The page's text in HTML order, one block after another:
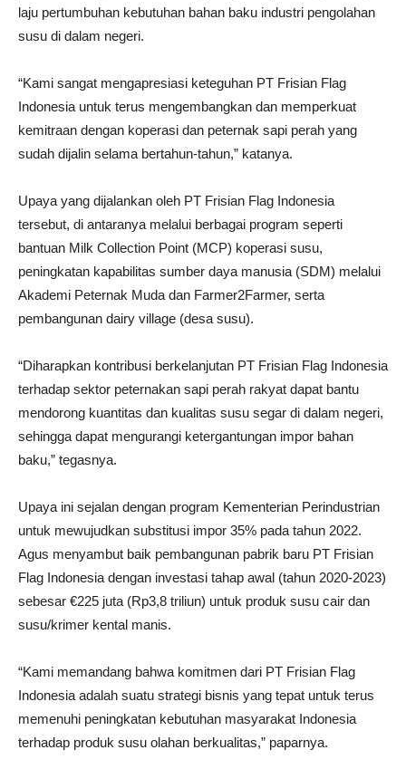
laju pertumbuhan kebutuhan bahan baku industri pengolahan
susu di dalam negeri.
“Kami sangat mengapresiasi keteguhan PT Frisian Flag
Indonesia untuk terus mengembangkan dan memperkuat
kemitraan dengan koperasi dan peternak sapi perah yang
sudah dijalin selama bertahun-tahun,” katanya.
Upaya yang dijalankan oleh PT Frisian Flag Indonesia
tersebut, di antaranya melalui berbagai program seperti
bantuan Milk Collection Point (MCP) koperasi susu,
peningkatan kapabilitas sumber daya manusia (SDM) melalui
Akademi Peternak Muda dan Farmer2Farmer, serta
pembangunan dairy village (desa susu).
“Diharapkan kontribusi berkelanjutan PT Frisian Flag Indonesia
terhadap sektor peternakan sapi perah rakyat dapat bantu
mendorong kuantitas dan kualitas susu segar di dalam negeri,
sehingga dapat mengurangi ketergantungan impor bahan
baku,” tegasnya.
Upaya ini sejalan dengan program Kementerian Perindustrian
untuk mewujudkan substitusi impor 35% pada tahun 2022.
Agus menyambut baik pembangunan pabrik baru PT Frisian
Flag Indonesia dengan investasi tahap awal (tahun 2020-2023)
sebesar €225 juta (Rp3,8 triliun) untuk produk susu cair dan
susu/krimer kental manis.
“Kami memandang bahwa komitmen dari PT Frisian Flag
Indonesia adalah suatu strategi bisnis yang tepat untuk terus
memenuhi peningkatan kebutuhan masyarakat Indonesia
terhadap produk susu olahan berkualitas,” paparnya.